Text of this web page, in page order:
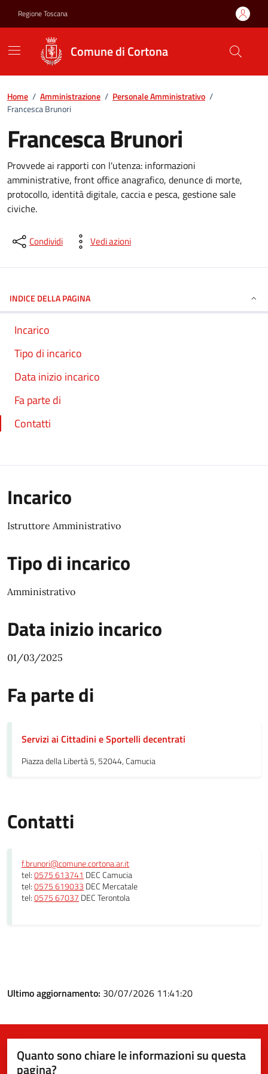
Regione Toscana
Comune di Cortona
Home / Amministrazione / Personale Amministrativo /
Francesca Brunori
Francesca Brunori
Provvede ai rapporti con l'utenza: informazioni
amministrative, front office anagrafico, denunce di morte,
protocollo, identità digitale, caccia e pesca, gestione sale
civiche.
Condividi Vedi azioni
INDICE DELLA PAGINA
Incarico
Tipo di incarico
Data inizio incarico
Fa parte di
Contatti
Incarico
Istruttore Amministrativo
Tipo di incarico
Amministrativo
Data inizio incarico
01/03/2025
Fa parte di
Servizi ai Cittadini e Sportelli decentrati
Piazza della Libertà 5, 52044, Camucia
Contatti
f.brunori@comune.cortona.ar.it
tel:0575 613741 DEC Camucia
tel:0575 619033 DEC Mercatale
tel:0575 67037 DEC Terontola
Ultimo aggiornamento: 30/07/2026 11:41:20
Quanto sono chiare le informazioni su questa
pagina?